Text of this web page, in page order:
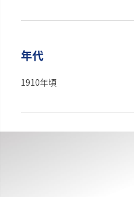
年代
1910年頃